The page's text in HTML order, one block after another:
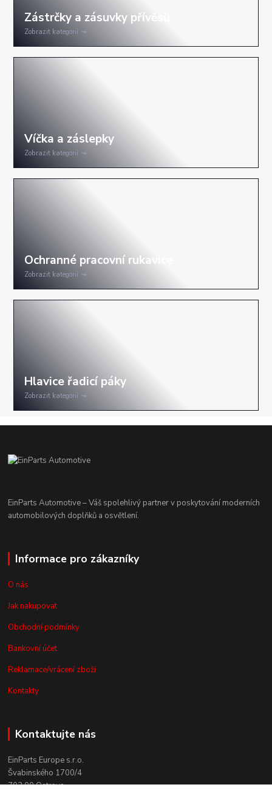
Zobrazit kategorii
Zobrazit kategorii
Zobrazit kategorii
Zobrazit kategorii
EinParts Automotive – Váš spolehlivý partner v poskytování moderních
automobilových doplňků a osvětlení.
Informace pro zákazníky
O nás
Jak nakupovat
Obchodní podmínky
Bankovní účet
Reklamace/vrácení zboží
Kontakty
Kontaktujte nás
EinParts Europe s.r.o.
Švabinského 1700/4
702 00 Ostrava